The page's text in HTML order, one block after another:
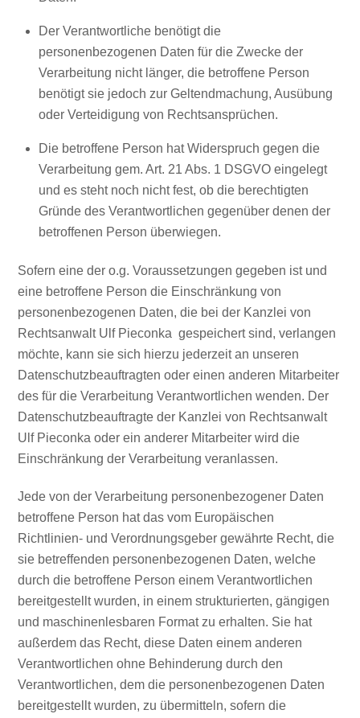
Der Verantwortliche benötigt die
personenbezogenen Daten für die Zwecke der
Verarbeitung nicht länger, die betroffene Person
benötigt sie jedoch zur Geltendmachung, Ausübung
oder Verteidigung von Rechtsansprüchen.
Die betroffene Person hat Widerspruch gegen die
Verarbeitung gem. Art. 21 Abs. 1 DSGVO eingelegt
und es steht noch nicht fest, ob die berechtigten
Gründe des Verantwortlichen gegenüber denen der
betroffenen Person überwiegen.
Sofern eine der o.g. Voraussetzungen gegeben ist und
eine betroffene Person die Einschränkung von
personenbezogenen Daten, die bei der Kanzlei von
Rechtsanwalt Ulf Pieconka gespeichert sind, verlangen
möchte, kann sie sich hierzu jederzeit an unseren
Datenschutzbeauftragten oder einen anderen Mitarbeiter
des für die Verarbeitung Verantwortlichen wenden. Der
Datenschutzbeauftragte der Kanzlei von Rechtsanwalt
Ulf Pieconka oder ein anderer Mitarbeiter wird die
Einschränkung der Verarbeitung veranlassen.
Jede von der Verarbeitung personenbezogener Daten
betroffene Person hat das vom Europäischen
Richtlinien- und Verordnungsgeber gewährte Recht, die
sie betreffenden personenbezogenen Daten, welche
durch die betroffene Person einem Verantwortlichen
bereitgestellt wurden, in einem strukturierten, gängigen
und maschinenlesbaren Format zu erhalten. Sie hat
außerdem das Recht, diese Daten einem anderen
Verantwortlichen ohne Behinderung durch den
Verantwortlichen, dem die personenbezogenen Daten
bereitgestellt wurden, zu übermitteln, sofern die